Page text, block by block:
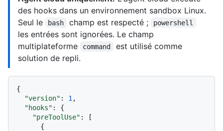
des hooks dans un environnement sandbox Linux.
Seul le
bash champ est respecté ; powershell
les entrées sont ignorées. Le champ
multiplateforme
command
est utilisé comme
solution de repli.
{
"version" : 1 ,
"hooks" :
{
"preToolUse" :
[
{